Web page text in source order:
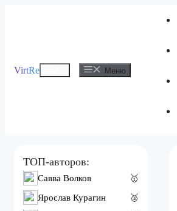
VirtRe Меню Меню
ТОП-авторов:
Савва Волков
🥇
Ярослав Курагин
🥈